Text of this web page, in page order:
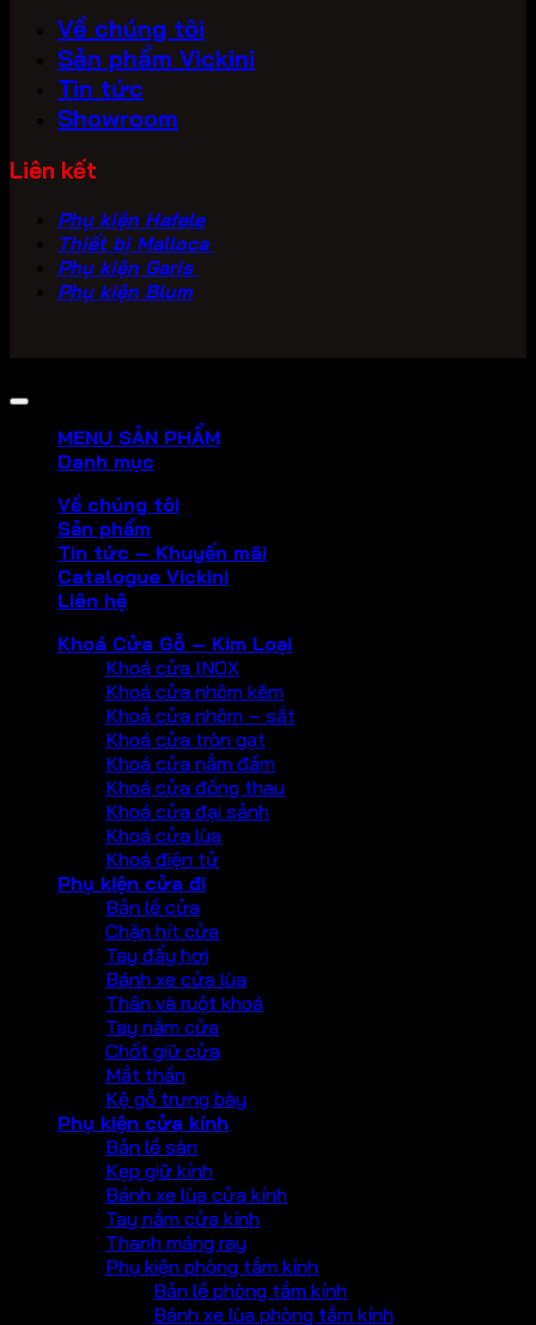
Về chúng tôi
Sản phẩm Vickini
Tin tức
Showroom
Liên kết
Phụ kiện Hafele
Thiết bị Malloca
Phụ kiện Garis
Phụ kiện Blum
MENU SẢN PHẨM
Danh mục
Về chúng tôi
Sản phẩm
Tin tức – Khuyến mãi
Catalogue Vickini
Liên hệ
Khoá Cửa Gỗ – Kim Loại
Khoá cửa INOX
Khoá cửa nhôm kẽm
Khoả cửa nhôm – sắt
Khoá cửa tròn gạt
Khoá cửa nắm đấm
Khoá cửa đồng thau
Khoá cửa đại sảnh
Khoá cửa lùa
Khoá điện tử
Phụ kiện cửa đi
Bản lề cửa
Chặn hít cửa
Tay đẩy hơi
Bánh xe cửa lùa
Thân và ruột khoá
Tay nắm cửa
Chốt giữ cửa
Mắt thần
Kệ gỗ trưng bày
Phụ kiện cửa kính
Bản lề sàn
Kẹp giữ kính
Bánh xe lùa cửa kính
Tay nắm cửa kính
Thanh máng ray
Phụ kiện phòng tắm kính
Bản lề phòng tắm kính
Bánh xe lùa phòng tắm kính